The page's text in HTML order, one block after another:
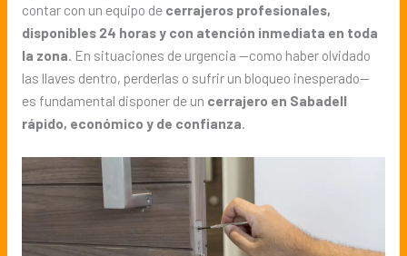
contar con un equipo de cerrajeros profesionales,
disponibles 24 horas y con atención inmediata en toda
la zona. En situaciones de urgencia —como haber olvidado
las llaves dentro, perderlas o sufrir un bloqueo inesperado—
es fundamental disponer de un cerrajero en Sabadell
rápido, económico y de confianza.